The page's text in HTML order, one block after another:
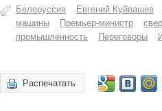
Белоруссия Евгений Куйвашев
машины
Премьер-министр
промышленность
Переговоры
Распечатать